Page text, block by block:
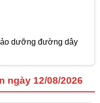
dưỡng đường dây
ngày 12/08/2026